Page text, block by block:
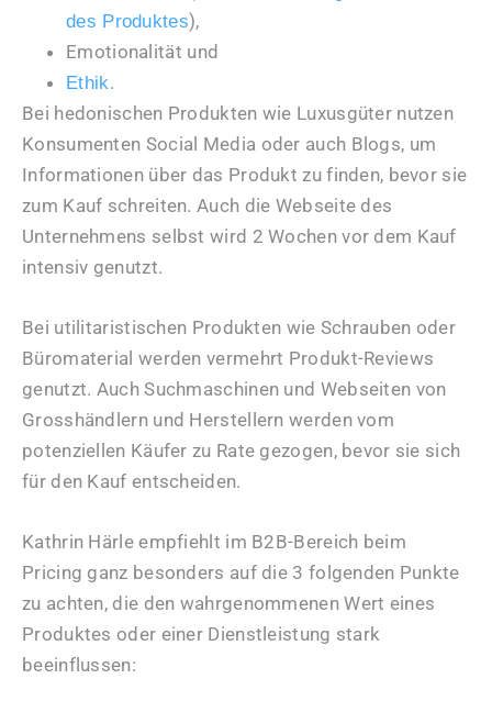
des Produktes),
Emotionalität und
Ethik.
Bei hedonischen Produkten wie Luxusgüter nutzen
Konsumenten Social Media oder auch Blogs, um
Informationen über das Produkt zu finden, bevor sie
zum Kauf schreiten. Auch die Webseite des
Unternehmens selbst wird 2 Wochen vor dem Kauf
intensiv genutzt.
Bei utilitaristischen Produkten wie Schrauben oder
Büromaterial werden vermehrt Produkt-Reviews
genutzt. Auch Suchmaschinen und Webseiten von
Grosshändlern und Herstellern werden vom
potenziellen Käufer zu Rate gezogen, bevor sie sich
für den Kauf entscheiden.
Kathrin Härle empfiehlt im B2B-Bereich beim
Pricing ganz besonders auf die 3 folgenden Punkte
zu achten, die den wahrgenommenen Wert eines
Produktes oder einer Dienstleistung stark
beeinflussen: